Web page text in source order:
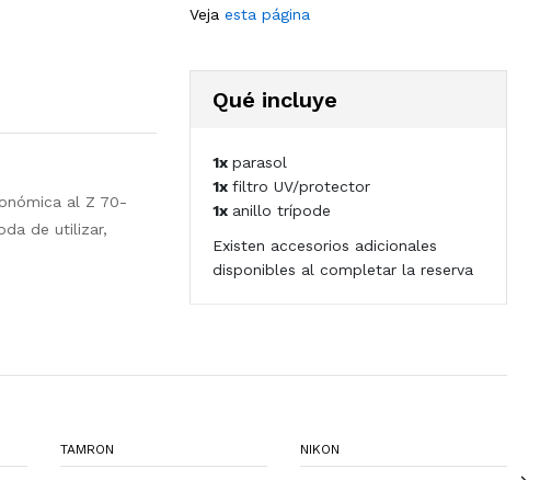
al Z 70-
de utilizar,
Veja esta página
Qué incluye
1x parasol
1x filtro UV/protector
1x anillo trípode
Existen accesorios adicionales
disponibles al completar la reserva
TAMRON NIKON